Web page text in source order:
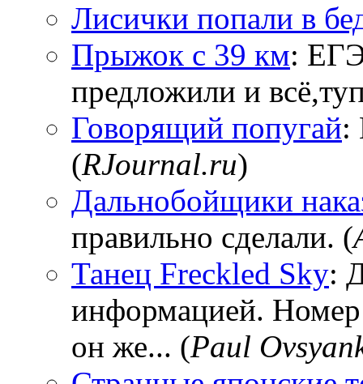
Лисички попали в
Прыжок с 39 км:
предложили и
Говорящий попугай:
(RJournal.ru)
Дальнобойщики
правильно сделали. (
Танец Freckled Sky:
информацией.
он же... (Paul